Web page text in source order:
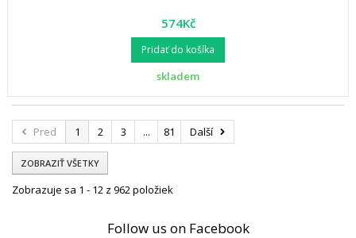
574Kč
Pridať do košíka
skladem
Pred 1 2 3 ... 81 Další
ZOBRAZIŤ VŠETKY
Zobrazuje sa 1 - 12 z 962 položiek
Follow us on Facebook